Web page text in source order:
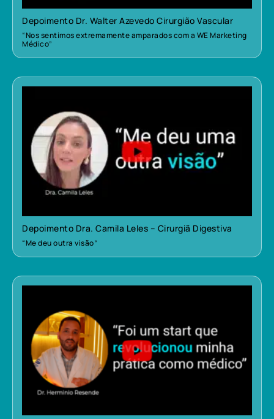
Depoimento Dr. Walter Azevedo Cirurgião Vascular
“Nos sentimos extremamente amparados com a WE Marketing
Médico”
Depoimento Dra. Camila Leles – Cirurgiã Digestiva
“Me deu outra visão”